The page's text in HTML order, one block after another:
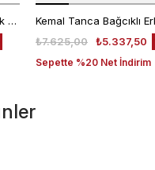
Mocassini Bağcıklı Erkek Klasik Ayakkabı 4625
₺5.337,50
₺7.625,00
Sepette %20 Net İndirim